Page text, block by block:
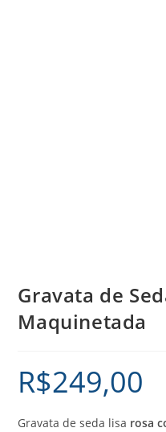
Gravata de
Maquinetada
R$249,00
Gravata de seda lisa rosa